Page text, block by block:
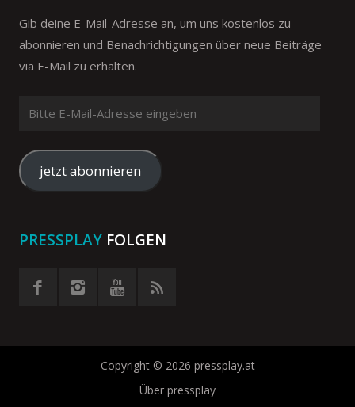
Gib deine E-Mail-Adresse an, um uns kostenlos zu
abonnieren und Benachrichtigungen über neue Beiträge
via E-Mail zu erhalten.
Mail-
Adresse
eingeben
jetzt abonnieren
PRESSPLAY FOLGEN
Copyright © 2026 pressplay.at
Über pressplay